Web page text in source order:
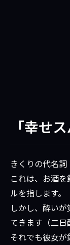
「幸せ
きくりの代名詞
これは、お酒
ルを指します。
しかし、酔い
てきます（二日
それでも彼女